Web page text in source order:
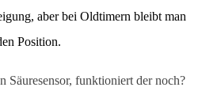
aber bei Oldtimern bleibt man
Position.
Säuresensor, funktioniert der noch?